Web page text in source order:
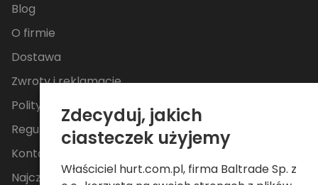
Blog
O firmie
Dostawa
Zwroty i reklamacje
Polityka Prywatności
Regulamin
Kontakt
Najczęściej zadawane pytania
Zdecyduj, jakich
ciasteczek użyjemy
Właściciel hurt.com.pl, firma Baltrade Sp. z